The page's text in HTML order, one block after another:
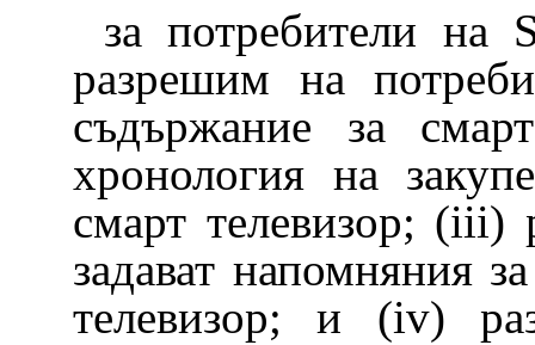
за потребители
разрешим на
съдържание за
хронология на
смарт телевизор; (iii)
задават напомняния
телевизор; и (iv)